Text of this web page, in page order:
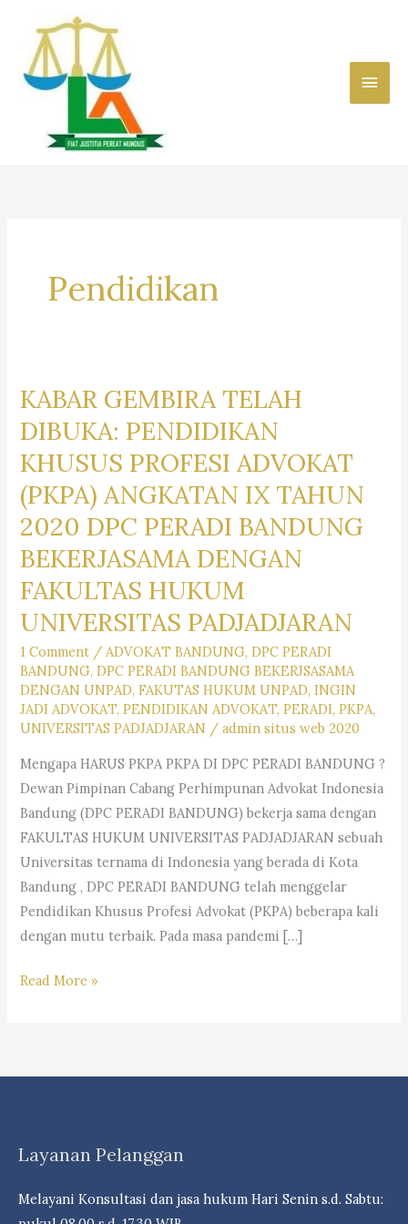
content
Main
Pendidikan
KABAR GEMBIRA TELAH
DIBUKA: PENDIDIKAN
KHUSUS PROFESI ADVOKAT
(PKPA) ANGKATAN IX TAHUN
2020 DPC PERADI BANDUNG
BEKERJASAMA DENGAN
FAKULTAS HUKUM
UNIVERSITAS PADJADJARAN
1 Comment /ADVOKAT BANDUNG,DPC PERADI
BANDUNG,DPC PERADI BANDUNG BEKERJSASAMA
DENGAN UNPAD,FAKUTAS HUKUM UNPAD,INGIN
JADI ADVOKAT,PENDIDIKAN ADVOKAT,PERADI,PKPA,
UNIVERSITAS PADJADJARAN /admin situs web 2020
Mengapa HARUS PKPA PKPA DI DPC PERADI BANDUNG ?
Dewan Pimpinan Cabang Perhimpunan Advokat Indonesia
Bandung (DPC PERADI BANDUNG) bekerja sama dengan
FAKULTAS HUKUM UNIVERSITAS PADJADJARAN sebuah
Universitas ternama di Indonesia yang berada di Kota
Bandung , DPC PERADI BANDUNG telah menggelar
Pendidikan Khusus Profesi Advokat (PKPA) beberapa kali
dengan mutu terbaik. Pada masa pandemi […]
KABAR
PENDIDIKAN
ADVOKAT
ANGKATAN
Read More »
Layanan Pelanggan
Melayani Konsultasi dan jasa hukum Hari Senin s.d. Sabtu: